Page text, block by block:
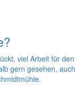
viel Arbeit für den
gern gesehen, auch